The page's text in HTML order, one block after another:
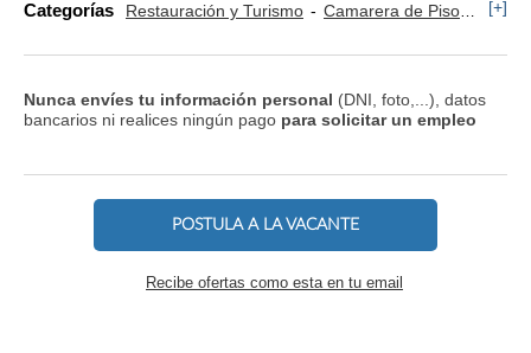
Categorías Restauración y Turismo Camarera de Piso [+]
Nunca envíes tu información personal (DNI, foto,...), datos
bancarios ni realices ningún pago para solicitar un empleo
POSTULA A LA VACANTE
Recibe ofertas como esta en tu email